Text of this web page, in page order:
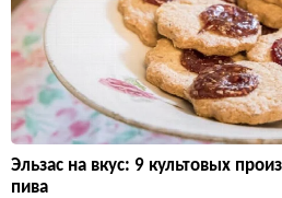
Эльзас на вкус: 9 культовых
пива